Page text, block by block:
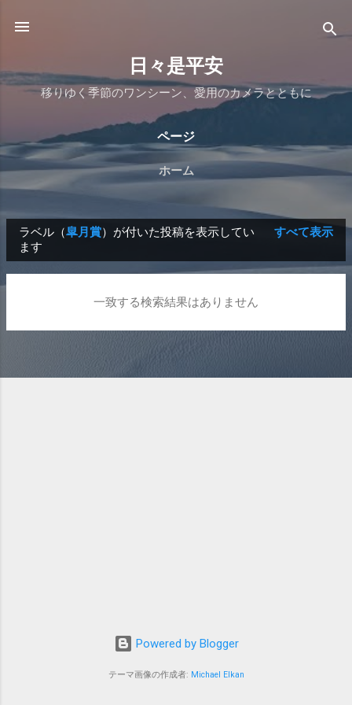
日々是平安
移りゆく季節のワンシーン、愛用のカメラとともに
ページ
ホーム
投
稿
ラベル（皐月賞）が付いた投稿を表示してい
ます
すべて表示
一致する検索結果はありません
Powered by Blogger
テーマ画像の作成者: Michael Elkan